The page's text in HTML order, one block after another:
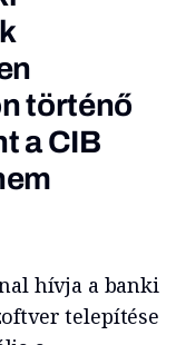
történő
a CIB
hívja a banki
telepítése